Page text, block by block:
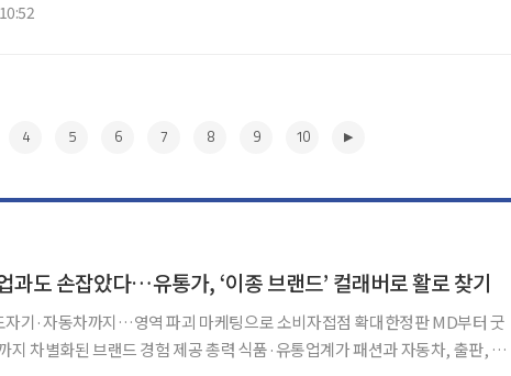
4 5 6 7 8 9 10
과도 손잡았다…유통가, ‘이종 브랜드’ 컬래버로 활로 찾기
자기·자동차까지…영역 파괴 마케팅으로 소비자접점 확대한정판 MD부터 굿
브랜드 경험 제공 총력 식품·유통업계가 패션과 자동차, 출판, 리